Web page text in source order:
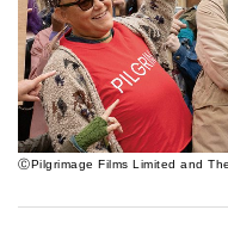
ⒸPilgrimage Films Limited and